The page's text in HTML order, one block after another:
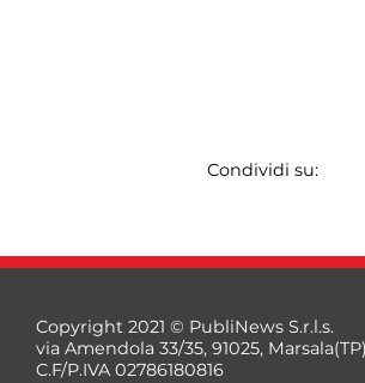
Condividi su:
Copyright 2021 © PubliNews S.r.l.s.
via Amendola 33/35, 91025, Marsala(TP)
C.F/P.IVA 02786180816